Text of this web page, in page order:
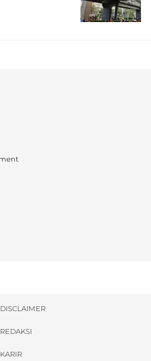
DISCLAIMER
REDAKSI
KARIR